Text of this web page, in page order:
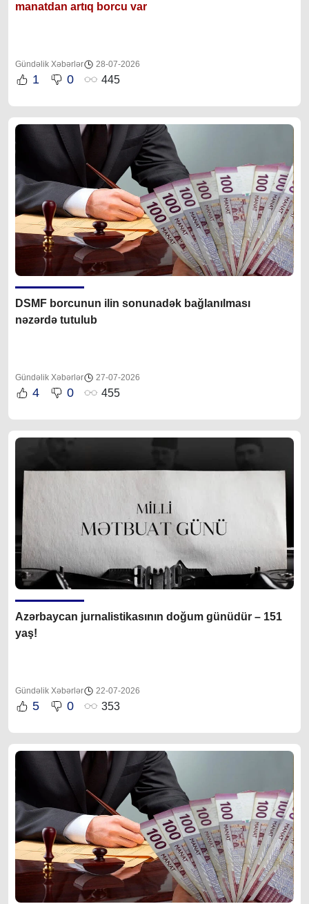
manatdan artıq borcu var
Gündəlik Xəbərlər 28-07-2026
1 0 445
DSMF borcunun ilin sonunadək bağlanılması
nəzərdə tutulub
Gündəlik Xəbərlər 27-07-2026
4 0 455
Azərbaycan jurnalistikasının doğum günüdür – 151
yaş!
Gündəlik Xəbərlər 22-07-2026
5 0 353